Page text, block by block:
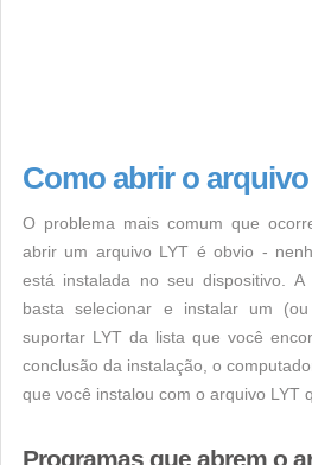
Como abrir o
O problema mais comum que
abrir um arquivo LYT é obvio -
está instalada no seu dispositivo. A
basta selecionar e instalar um
suportar LYT da lista que você
conclusão da instalação, o
que você instalou com o arquivo LYT
Programas que abrem o